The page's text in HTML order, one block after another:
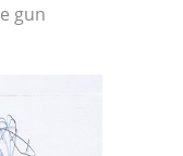
gun